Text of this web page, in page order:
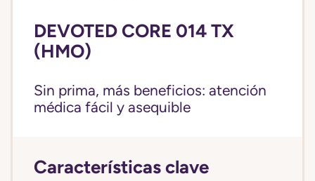
DEVOTED CORE 014 TX
(HMO)
Sin prima, más beneficios: atención
médica fácil y asequible
Características clave